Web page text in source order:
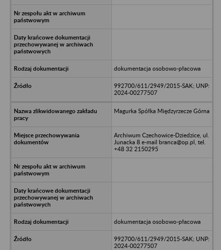
dokumentacja osobowo-płacowa
992700/611/2949/2015-SAK; UNP:
2024-00277507
Magurka Spółka Międzyrzecze Górna
Archiwum Czechowice-Dziedzice, ul.
Junacka 8 e-mail branca@op.pl, tel.
+48 32 2150295
dokumentacja osobowo-płacowa
992700/611/2949/2015-SAK; UNP:
2024-00277507